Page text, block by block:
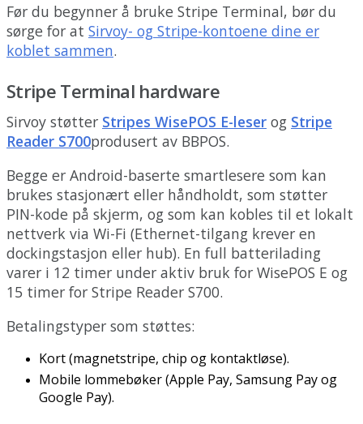
Før du begynner å bruke Stripe Terminal, bør du
sørge for at Sirvoy- og Stripe-kontoene dine er
koblet sammen.
StripeTerminal hardware
Sirvoy støtter Stripes WisePOS E-leser og Stripe
Reader S700produsert av BBPOS.
Begge er Android-baserte smartlesere som kan
brukes stasjonært eller håndholdt, som støtter
PIN-kode på skjerm, og som kan kobles til et lokalt
nettverk via Wi-Fi (Ethernet-tilgang krever en
dockingstasjon eller hub). En full batterilading
varer i 12 timer under aktiv bruk for WisePOS E og
15 timer for Stripe Reader S700.
Betalingstyper som støttes:
Kort(magnetstripe, chip og kontaktløse).
Mobile lommebøker(Apple Pay, Samsung Payog
Google Pay).